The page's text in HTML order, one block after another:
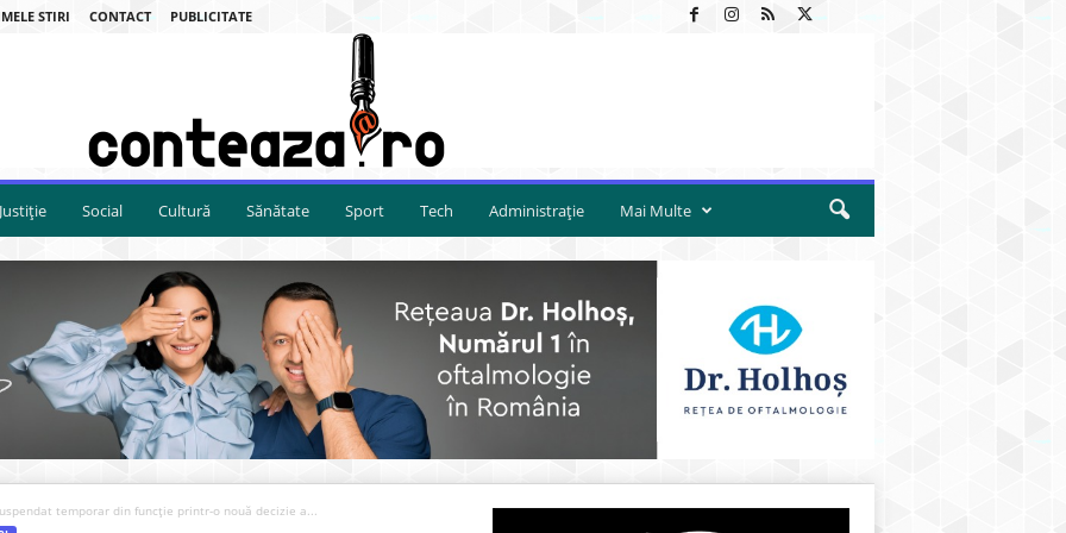
STIRI CONTACT PUBLICITATE
Justiție Social Cultură Sănătate Sport Tech Administrație Mai Multe
temporar din funcție printr-o nouă decizie a...